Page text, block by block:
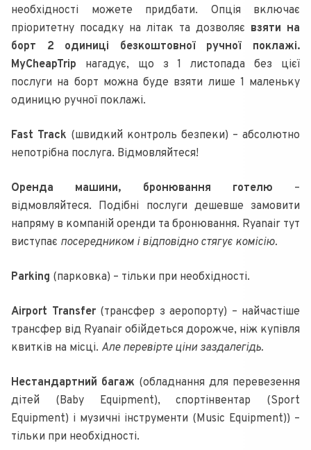
необхідності можете придбати. Опція включає
пріоритетну посадку на літак та дозволяє взяти на
борт 2 одиниці безкоштовної ручної поклажі.
MyCheapTrip нагадує, що з 1 листопада без цієї
послуги на борт можна буде взяти лише 1 маленьку
одиницю ручної поклажі.
Fast Track (швидкий контроль безпеки) – абсолютно
непотрібна послуга. Відмовляйтеся!
Оренда машини, бронювання готелю –
відмовляйтеся. Подібні послуги дешевше замовити
напряму в компаній оренди та бронювання. Ryanair тут
виступає посередником і відповідно стягує комісію.
Parking (парковка) – тільки при необхідності.
Airport Transfer(трансфер з аеропорту) – найчастіше
трансфер від Ryanair обійдеться дорожче, ніж купівля
квитків на місці. Але перевірте ціни заздалегідь.
Нестандартний багаж (обладнання для перевезення
дітей (Baby Equipment), спортінвентар (Sport
Equipment) і музичні інструменти (Music Equipment)) –
тільки при необхідності.